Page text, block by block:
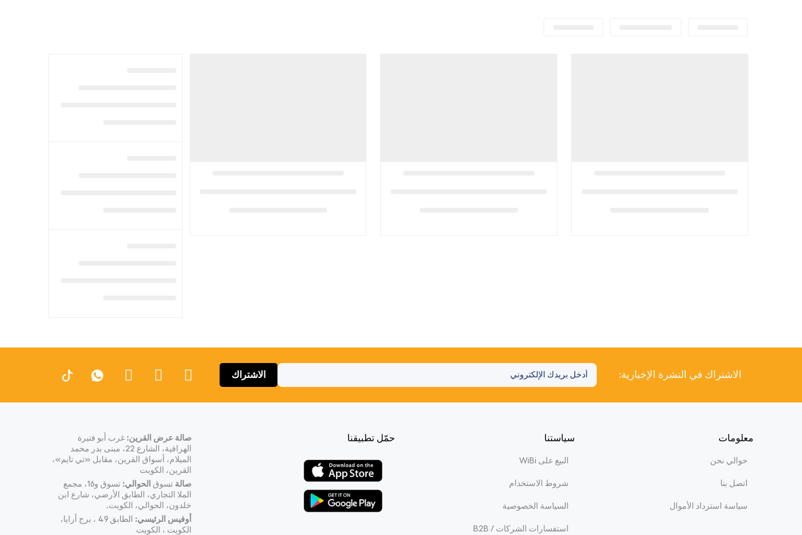
الاشتراك في النشرة الإخبارية: الاشتراك
معلومات
حوالي نحن
اتصل بنا
سياسة استرداد الأموال
سياستنا
البيع على WiBi
شروط الاستخدام
السياسة الخصوصية
استفسارات الشركات / B2B
حمّل تطبيقنا صالة عرض القرين: غرب أبو فتيرة
الهرافية، الشارع 22، مبنى بدر محمد
الميلام، أسواق القرين، مقابل «تي تايم»،
القرين، الكويت
صالة تسوق الحوالي:
تسوق و16، مجمع
الملا التجاري، الطابق الأرضي، شارع ابن
خلدون، الحوالي، الكويت.
أوفيس الرئيسي:
الطابق 49 ، برج أرايا،
الكويت ، الكويت